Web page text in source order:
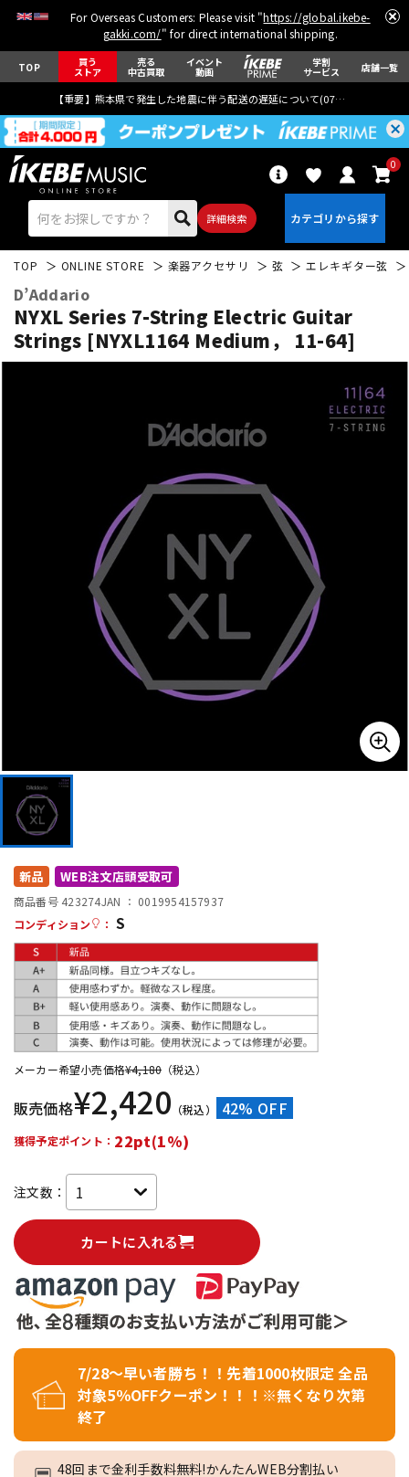
For Overseas Customers: Please visit "https://global.ikebe-
gakki.com/" for direct international shipping.
TOP 買う
ストア
売る
中古買取
イベント
動画
学割
サービス 店舗一覧
【重要】熊本県で発生した地震に伴う配送の遅延について(07月29日
詳細検索
0
パーカッション
キーボード 電子ピアノ
管楽器 その他楽器
配信/ライブ機器
中古 ヴィンテージ
TOP ONLINE STORE 楽器アクセサリ 弦 エレキギター弦
D’Addario
NYXL Series 7-String Electric Guitar
Strings [NYXL1164 Medium， 11-64]
新品 WEB注文店頭受取可
商品番号 423274JAN ： 0019954157937
コンディション
： S
メーカー希望小売価格¥4,180 （税込）
販売価格¥2,420 （税込） 42% OFF
獲得予定ポイント： 22pt(1%)
注文数：
カートに入れる
7/28～早い者勝ち！！先着1000枚限定 全品
対象5％OFFクーポン！！！※無くなり次第
終了
48回まで金利手数料無料!かんたんWEB分割払い